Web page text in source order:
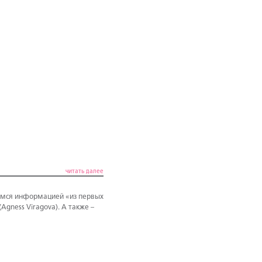
читать далее
информацией «из первых
Viragova). А также –